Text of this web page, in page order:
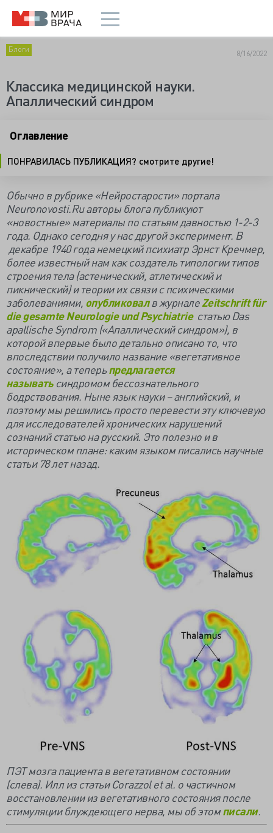
Блоги 8/16/2022
Классика медицинской науки.
Апаллический синдром
Оглавление
ПОНРАВИЛАСЬ ПУБЛИКАЦИЯ? смотрите другие!
Обычно в рубрике «Нейростарости» портала
Neuronovosti.Ru авторы блога публикуют
«новостные» материалы по статьям давностью 1-2-3
года. Однако сегодня у нас другой эксперимент. В
декабре 1940 года немецкий психиатр Эрнст Кречмер,
более известный нам как создатель типологии типов
строения тела (астенический, атлетический и
пикнический) и теории их связи с психическими
заболеваниями, опубликовалв журналеZeitschrift für
die gesamte Neurologie und Psychiatrieстатью Das
apallische Syndrom («Апаллический синдром»), в
которой впервые было детально описано то, что
впоследствии получило название «вегетативное
состояние», а теперьпредлагается
называтьсиндромом бессознательного
бодрствования. Ныне язык науки – английский, и
поэтому мы решились просто перевести эту ключевую
для исследователей хронических нарушений
сознаний статью на русский. Это полезно и в
историческом плане: каким языком писались научные
статьи 78 лет назад.
ПЭТ мозга пациента в вегетативном состоянии
(слева). Илл из статьи Corazzol et al. о частичном
восстановлении из вегетативного состояния после
стимуляции блуждеющего нерва, мы об этомписали.